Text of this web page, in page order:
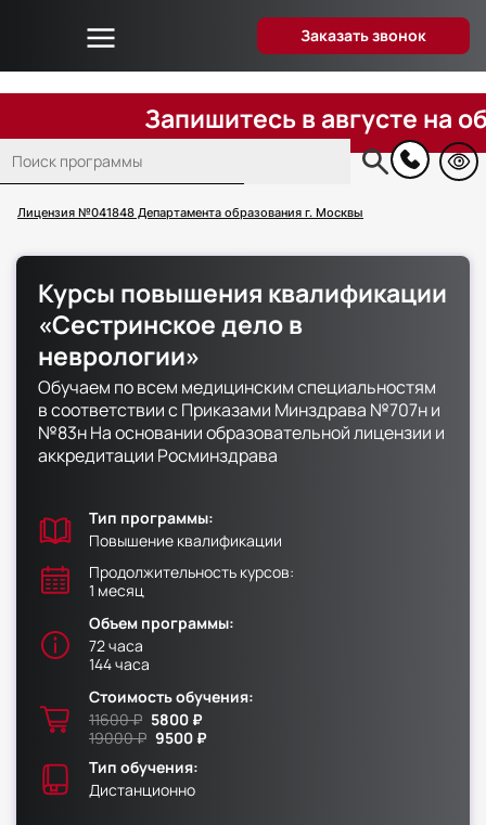
Лицензия №041848 Департамента образования г. Москвы
Заказать звонок
Основная
навигация
Об университете
Дистанционное образование
Преподаватели
Вопрос-ответ
Способы оплаты
Сведения об образовательной организации
Контакты
Факультет физической культуры и спорта
Юридический факультет
Факультет менеджмента и экономики
Факультет педагогики
Факультет психологии
Факультет рекламы и связей с общественностью
Факультет социальной работы
Запишитесь в августе на
Курсы повышения квалификации
«Сестринское дело в
неврологии»
Обучаем по всем медицинским специальностям
в соответствии с Приказами Минздрава №707н и
№83н На основании образовательной лицензии и
аккредитации Росминздрава
Тип программы:
Повышение квалификации
Продолжительность курсов:
1 месяц
Объем программы:
72 часа
144 часа
Стоимость обучения:
11600 ₽ 5800 ₽
19000 ₽ 9500 ₽
Тип обучения:
Дистанционно